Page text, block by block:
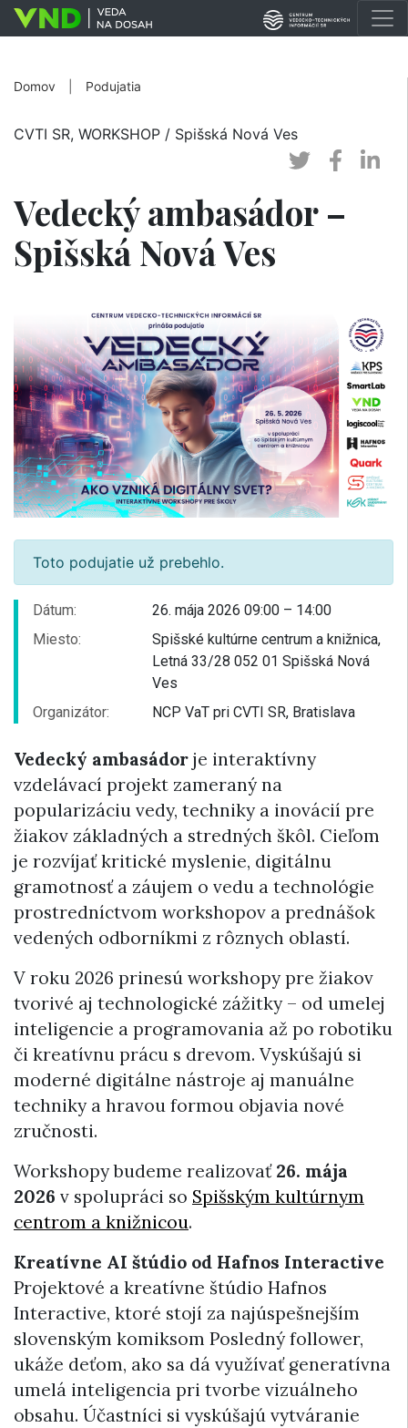
Domov Podujatia
CVTI SR, WORKSHOP / Spišská Nová Ves
Vedecký ambasádor –
Spišská Nová Ves
Toto podujatie už prebehlo.
Dátum:
26. mája 2026 09:00 – 14:00
Miesto:
Spišské kultúrne centrum a knižnica,
Letná 33/28 052 01 Spišská Nová
Ves
Organizátor:
NCP VaT pri CVTI SR, Bratislava
Vedecký ambasádor je interaktívny
vzdelávací projekt zameraný na
popularizáciu vedy, techniky a inovácií pre
žiakov základných a stredných škôl. Cieľom
je rozvíjať kritické myslenie, digitálnu
gramotnosť a záujem o vedu a technológie
prostredníctvom workshopov a prednášok
vedených odborníkmi z rôznych oblastí.
V roku 2026 prinesú workshopy pre žiakov
tvorivé aj technologické zážitky – od umelej
inteligencie a programovania až po robotiku
či kreatívnu prácu s drevom. Vyskúšajú si
moderné digitálne nástroje aj manuálne
techniky a hravou formou objavia nové
zručnosti.
Workshopy budeme realizovať 26. mája
2026 v spolupráci so Spišským kultúrnym
centrom a knižnicou.
Kreatívne AI štúdio od Hafnos Interactive
Projektové a kreatívne štúdio Hafnos
Interactive, ktoré stojí za najúspešnejším
slovenským komiksom Posledný follower,
ukáže deťom, ako sa dá využívať generatívna
umelá inteligencia pri tvorbe vizuálneho
obsahu. Účastníci si vyskúšajú vytváranie